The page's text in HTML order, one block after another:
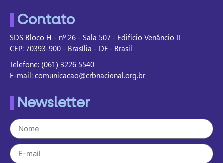
Contato
SDS Bloco H - nº 26 - Sala 507 - Edifício Venâncio II
CEP: 70393-900 - Brasília - DF - Brasil
Telefone: (061) 3226 5540
E-mail: comunicacao@crbnacional.org.br
Newsletter